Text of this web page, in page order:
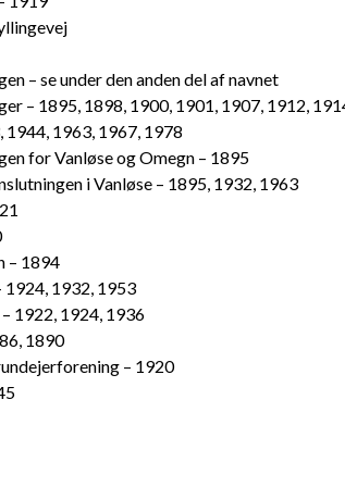
– se under den anden del af navnet
– 1895, 1898, 1900, 1901, 1907, 1912,
1944, 1963, 1967, 1978
for Vanløse og Omegn – 1895
i Vanløse – 1895, 1932, 1963
– 1894
1924, 1932, 1953
1922, 1924, 1936
1890
– 1920